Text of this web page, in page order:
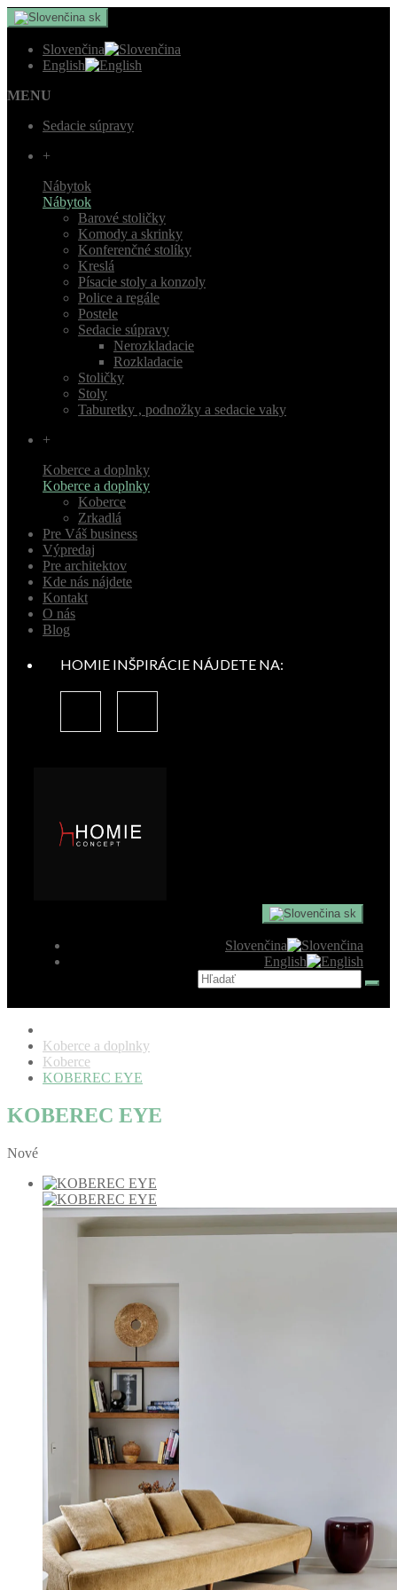
sk
Slovenčina
English
MENU
Sedacie súpravy
+
Nábytok
Nábytok
Barové stoličky
Komody a skrinky
Konferenčné stolíky
Kreslá
Písacie stoly a konzoly
Police a regále
Postele
Sedacie súpravy
Nerozkladacie
Rozkladacie
Stoličky
Stoly
Taburetky , podnožky a sedacie vaky
+
Koberce a doplnky
Koberce a doplnky
Koberce
Zrkadlá
Pre Váš business
Výpredaj
Pre architektov
Kde nás nájdete
Kontakt
O nás
Blog
HOMIE INŠPIRÁCIE NÁJDETE NA:
sk
Slovenčina
English
Koberce a doplnky
Koberce
KOBEREC EYE
KOBEREC EYE
Nové